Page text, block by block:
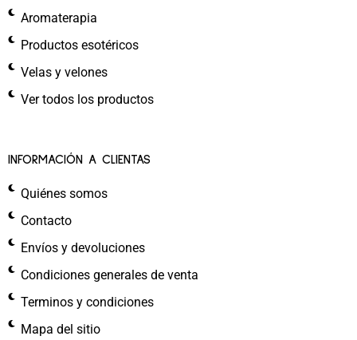
Aromaterapia
Productos esotéricos
Velas y velones
Ver todos los productos
INFORMACIÓN A CLIENTAS
Quiénes somos
Contacto
Envíos y devoluciones
Condiciones generales de venta
Terminos y condiciones
Mapa del sitio